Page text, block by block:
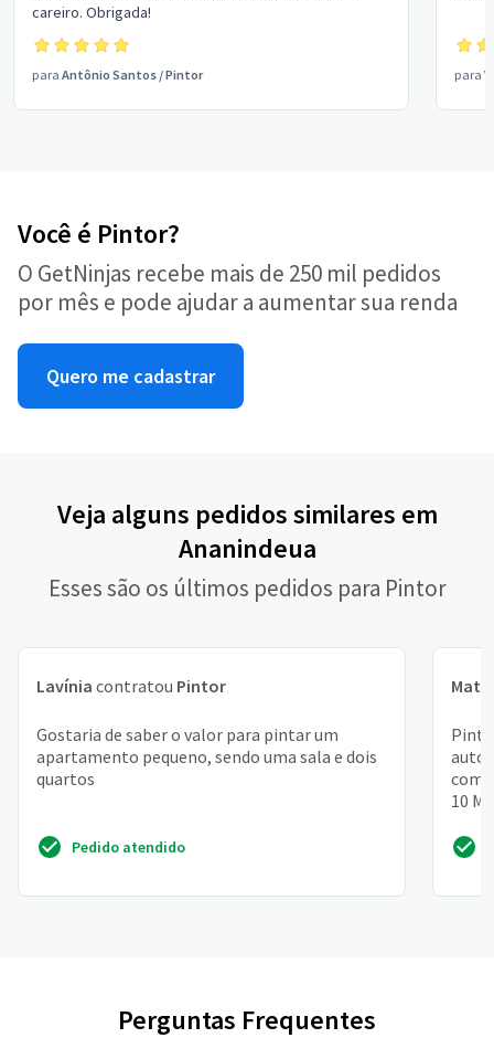
careiro. Obrigada!
para Antônio Santos /Pintor para
Você é Pintor?
O GetNinjas recebe mais de 250 mil pedidos
por mês e pode ajudar a aumentar sua renda
Quero me cadastrar
Veja alguns pedidos similares em
Ananindeua
Esses são os últimos pedidos para Pintor
Lavínia contratou Pintor
Gostaria de saber o valor para pintar um
apartamento pequeno, sendo uma sala e dois
quartos
Pedido atendido
10
Perguntas Frequentes